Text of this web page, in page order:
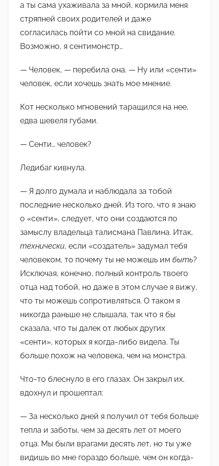
а ты сама ухаживала за мной, кормила меня
стряпней своих родителей и даже
согласилась пойти со мной на свидание.
Возможно, я сентимонстр…
— Человек, — перебила она. — Ну или «сенти»
человек, если хочешь знать мое мнение.
Кот несколько мгновений таращился на нее,
едва шевеля губами.
— Сенти… человек?
Ледибаг кивнула.
— Я долго думала и наблюдала за тобой
последние несколько дней. Из того, что я знаю
о «сенти», следует, что они создаются по
замыслу владельца талисмана Павлина. Итак,
технически, если «создатель» задумал тебя
человеком, то почему ты не можешь им быть?
Исключая, конечно, полный контроль твоего
отца над тобой, но даже в этом случае я вижу,
что ты можешь сопротивляться. О таком я
никогда раньше не слышала, так что я бы
сказала, что ты далек от любых других
«сенти», которых я когда-либо видела. Ты
больше похож на человека, чем на монстра.
Что-то блеснуло в его глазах. Он закрыл их,
вдохнул и прошептал:
— За несколько дней я получил от тебя больше
тепла и заботы, чем за десять лет от моего
отца. Мы были врагами десять лет, но ты уже
видишь во мне гораздо больше, чем он когда-